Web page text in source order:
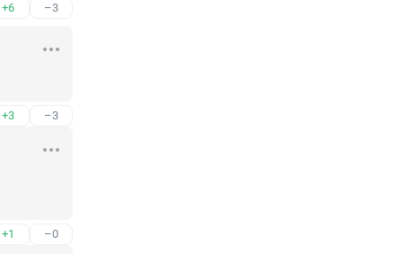
+6 –3
+3 –3
+1 –0